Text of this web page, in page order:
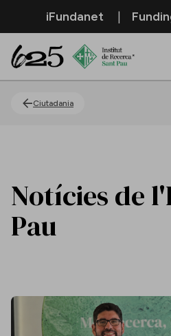
Salta al contingut principal
iFundanet
Ciutadania
Notícies de
Pau